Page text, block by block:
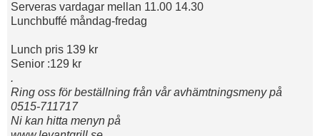
Serveras vardagar mellan 11.00 14.30
Lunchbuffé måndag-fredag
Lunch pris 139 kr
Senior :129 kr
.
Ring oss för beställning från vår avhämtningsmeny på
0515-711717
Ni kan hitta menyn på